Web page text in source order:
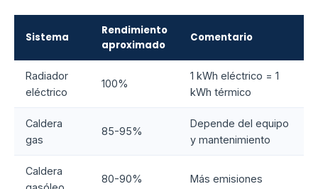
Sistema
Rendimiento
aproximado
Comentario
Radiador
eléctrico
100%
1 kWh eléctrico = 1
kWh térmico
Caldera
gas
85-95%
Depende del equipo
y mantenimiento
Caldera
80-90% Más emisiones